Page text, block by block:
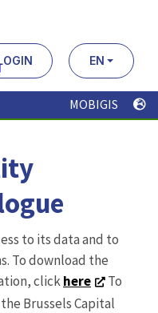
EN
MOBIGIS
to its data and to
To download the
clickhere
To
Brussels Capital